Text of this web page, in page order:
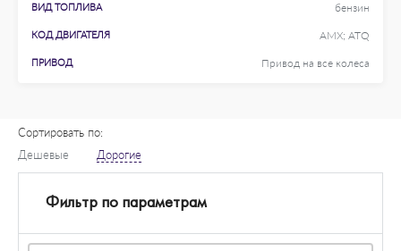
ВИД ТОПЛИВА бензин
КОД ДВИГАТЕЛЯ AMX; ATQ
ПРИВОД Привод на все колеса
Сортировать по:
Дешевые
Дорогие
Фильтр по параметрам